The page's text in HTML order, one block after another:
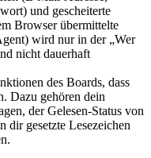
und gescheiterte
Browser übermittelte
wird nur in der „Wer
nicht dauerhaft
des Boards, dass
Dazu gehören dein
der Gelesen-Status von
dir gesetzte Lesezeichen